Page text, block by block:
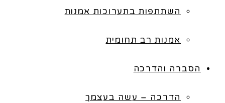
השתתפות בתערוכות אמנות
אמנות רב תחומית
הסברה והדרכה
הדרכה – עשה בעצמך